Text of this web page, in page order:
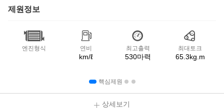
제원정보
엔진형식 연비
km/ℓ
최고출력
530마력
최대토크
65.3kg.m
핵심제원
상세보기